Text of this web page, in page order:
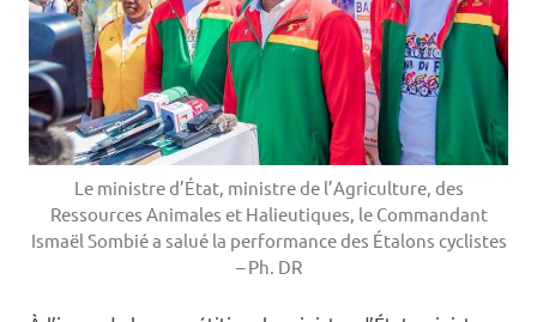
Le ministre d’État, ministre de l’Agriculture, des
Ressources Animales et Halieutiques, le Commandant
Ismaël Sombié a salué la performance des Étalons cyclistes
– Ph. DR